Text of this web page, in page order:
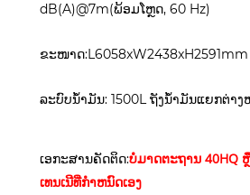
dB(A)@7m(ພ້ອມໂຫຼດ, 60 Hz)
ຂະໜາດ:L6058xW2438xH2591mm
ລະບົບນໍ້າມັນ: 1500L ຖັງນໍ້າມັນແຍກຕ່າງ
ເອກະສານຄັດຕິດ:ບໍ່ມາດຕະຖານ 40HQ
ເທນເນີທີ່ກໍາຫນົດເອງ